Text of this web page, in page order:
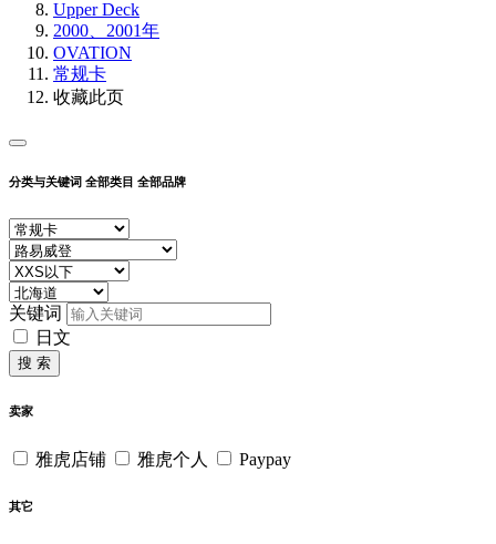
Upper Deck
2000、2001年
OVATION
常规卡
收藏此页
分类与关键词 全部类目 全部品牌
关键词
日文
搜 索
卖家
雅虎店铺 雅虎个人 Paypay
其它